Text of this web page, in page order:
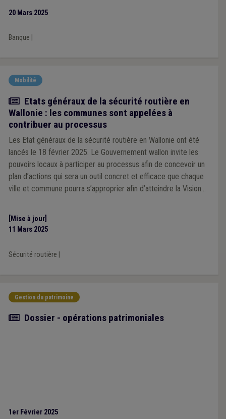
20 Mars 2025
Banque
Mobilité
Actualité
Etats généraux de la sécurité routière en
Wallonie : les communes sont appelées à
contribuer au processus
Les Etat généraux de la sécurité routière en Wallonie ont été
lancés le 18 février 2025. Le Gouvernement wallon invite les
pouvoirs locaux à participer au processus afin de concevoir un
plan d’actions qui sera un outil concret et efficace que chaque
ville et commune pourra s’approprier afin d’atteindre la Vision
[Mise à jour]
11 Mars 2025
Sécurité routière
Gestion du patrimoine
Article
Dossier - opérations patrimoniales
1er Février 2025